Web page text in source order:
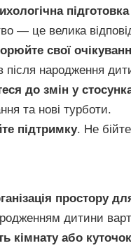
підготовка
— це велика
свої
після народження
до змін у
та нові турботи.
підтримку. Не
простору
дитини
кімнату або